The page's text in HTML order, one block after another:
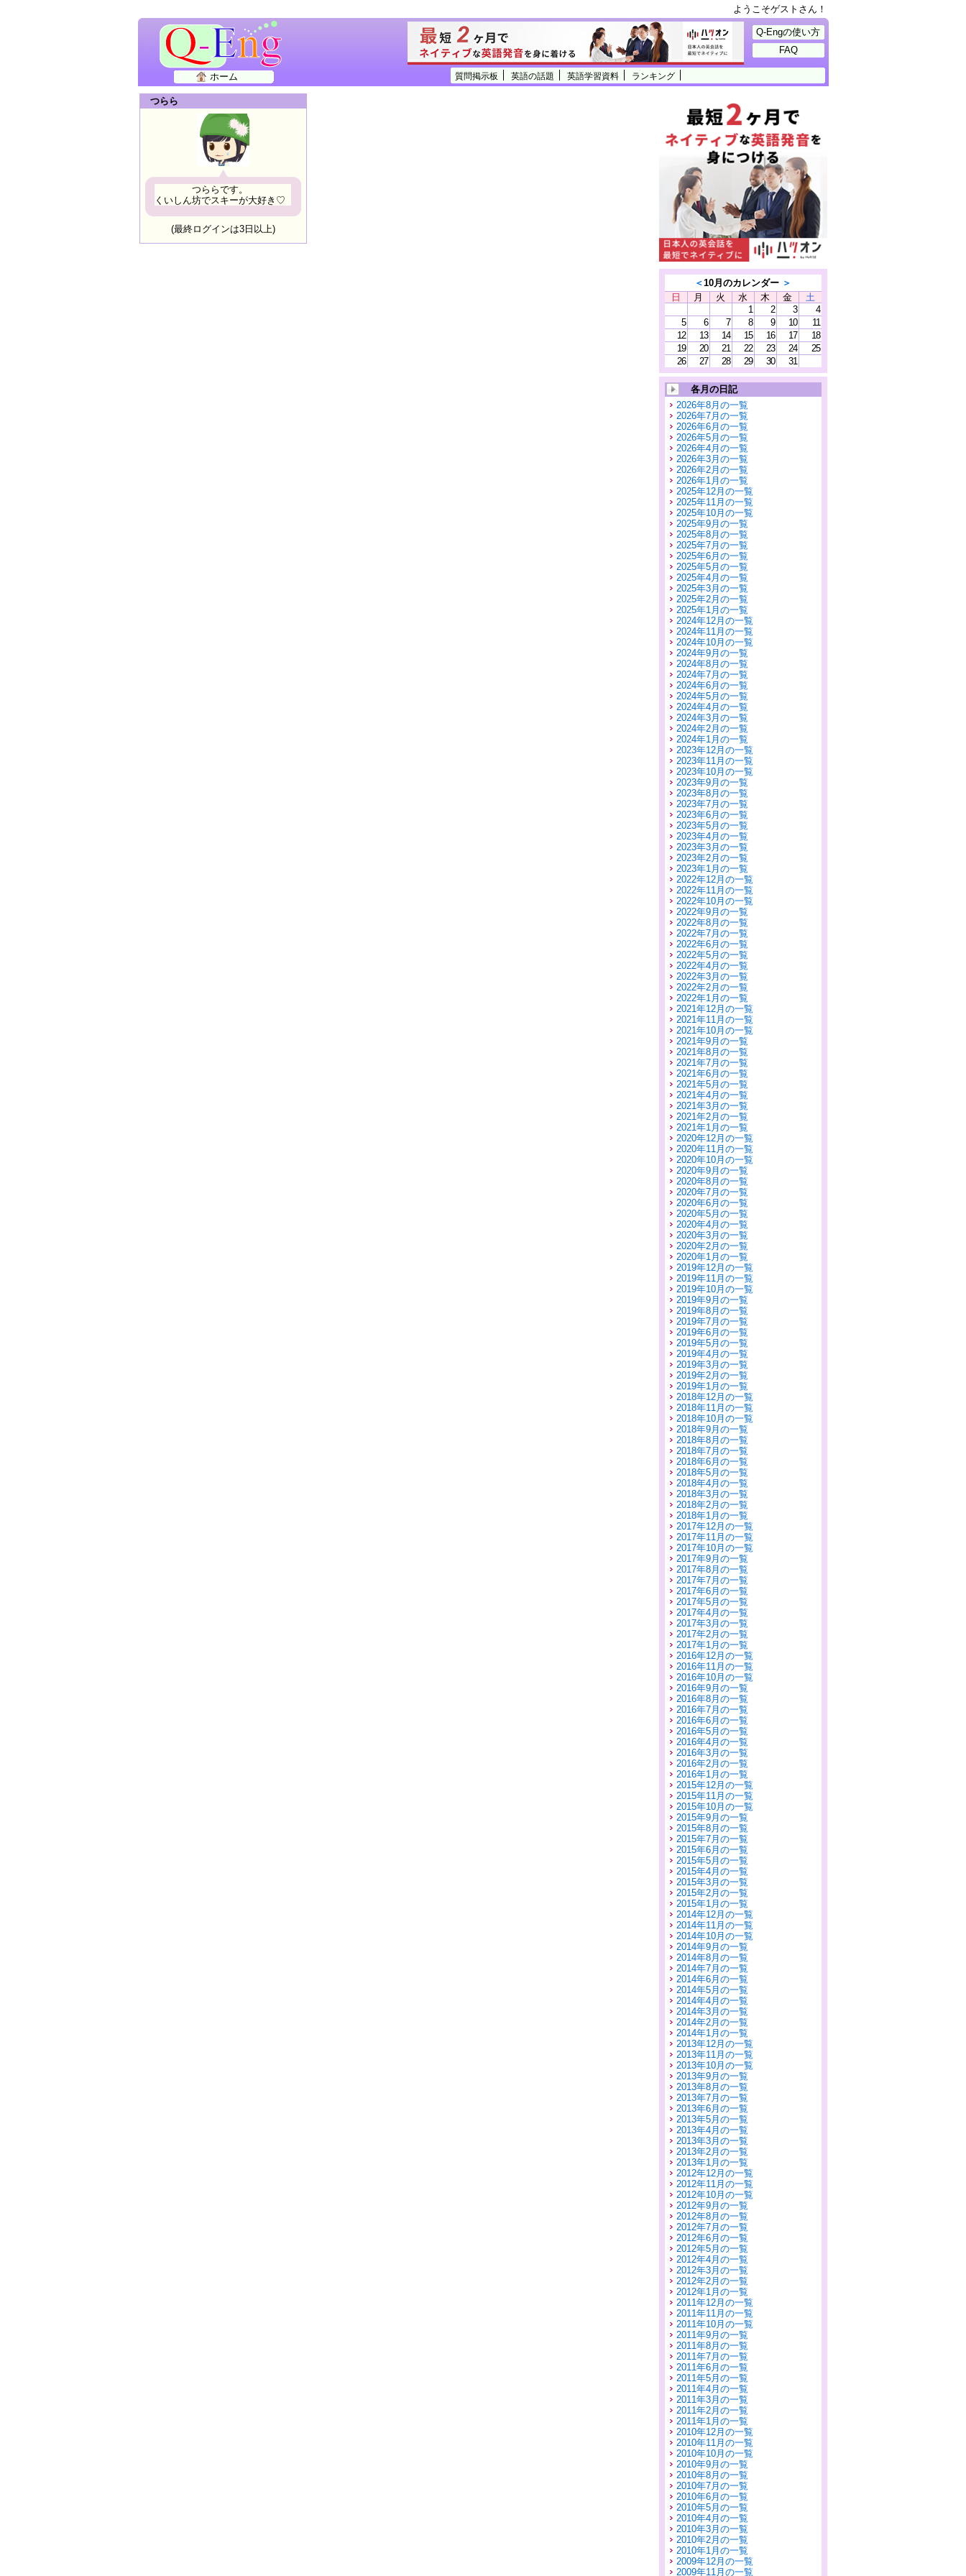
ようこそゲストさん！
質問掲示板 英語の話題 英語学習資料 ランキング
ホーム
Q-Engの使い方
FAQ
つらら
つららです。
くいしん坊でスキーが大好き♡
(最終ログインは3日以上)
＜10月のカレンダー ＞
日
月 火 水 木 金
土
1
2 3
4
5
6 7 8 9 10
11
12
13 14 15 16 17
18
19
20 21 22 23 24
25
26
27 28 29 30 31
各月の日記
2026年8月の一覧
2026年7月の一覧
2026年6月の一覧
2026年5月の一覧
2026年4月の一覧
2026年3月の一覧
2026年2月の一覧
2026年1月の一覧
2025年12月の一覧
2025年11月の一覧
2025年10月の一覧
2025年9月の一覧
2025年8月の一覧
2025年7月の一覧
2025年6月の一覧
2025年5月の一覧
2025年4月の一覧
2025年3月の一覧
2025年2月の一覧
2025年1月の一覧
2024年12月の一覧
2024年11月の一覧
2024年10月の一覧
2024年9月の一覧
2024年8月の一覧
2024年7月の一覧
2024年6月の一覧
2024年5月の一覧
2024年4月の一覧
2024年3月の一覧
2024年2月の一覧
2024年1月の一覧
2023年12月の一覧
2023年11月の一覧
2023年10月の一覧
2023年9月の一覧
2023年8月の一覧
2023年7月の一覧
2023年6月の一覧
2023年5月の一覧
2023年4月の一覧
2023年3月の一覧
2023年2月の一覧
2023年1月の一覧
2022年12月の一覧
2022年11月の一覧
2022年10月の一覧
2022年9月の一覧
2022年8月の一覧
2022年7月の一覧
2022年6月の一覧
2022年5月の一覧
2022年4月の一覧
2022年3月の一覧
2022年2月の一覧
2022年1月の一覧
2021年12月の一覧
2021年11月の一覧
2021年10月の一覧
2021年9月の一覧
2021年8月の一覧
2021年7月の一覧
2021年6月の一覧
2021年5月の一覧
2021年4月の一覧
2021年3月の一覧
2021年2月の一覧
2021年1月の一覧
2020年12月の一覧
2020年11月の一覧
2020年10月の一覧
2020年9月の一覧
2020年8月の一覧
2020年7月の一覧
2020年6月の一覧
2020年5月の一覧
2020年4月の一覧
2020年3月の一覧
2020年2月の一覧
2020年1月の一覧
2019年12月の一覧
2019年11月の一覧
2019年10月の一覧
2019年9月の一覧
2019年8月の一覧
2019年7月の一覧
2019年6月の一覧
2019年5月の一覧
2019年4月の一覧
2019年3月の一覧
2019年2月の一覧
2019年1月の一覧
2018年12月の一覧
2018年11月の一覧
2018年10月の一覧
2018年9月の一覧
2018年8月の一覧
2018年7月の一覧
2018年6月の一覧
2018年5月の一覧
2018年4月の一覧
2018年3月の一覧
2018年2月の一覧
2018年1月の一覧
2017年12月の一覧
2017年11月の一覧
2017年10月の一覧
2017年9月の一覧
2017年8月の一覧
2017年7月の一覧
2017年6月の一覧
2017年5月の一覧
2017年4月の一覧
2017年3月の一覧
2017年2月の一覧
2017年1月の一覧
2016年12月の一覧
2016年11月の一覧
2016年10月の一覧
2016年9月の一覧
2016年8月の一覧
2016年7月の一覧
2016年6月の一覧
2016年5月の一覧
2016年4月の一覧
2016年3月の一覧
2016年2月の一覧
2016年1月の一覧
2015年12月の一覧
2015年11月の一覧
2015年10月の一覧
2015年9月の一覧
2015年8月の一覧
2015年7月の一覧
2015年6月の一覧
2015年5月の一覧
2015年4月の一覧
2015年3月の一覧
2015年2月の一覧
2015年1月の一覧
2014年12月の一覧
2014年11月の一覧
2014年10月の一覧
2014年9月の一覧
2014年8月の一覧
2014年7月の一覧
2014年6月の一覧
2014年5月の一覧
2014年4月の一覧
2014年3月の一覧
2014年2月の一覧
2014年1月の一覧
2013年12月の一覧
2013年11月の一覧
2013年10月の一覧
2013年9月の一覧
2013年8月の一覧
2013年7月の一覧
2013年6月の一覧
2013年5月の一覧
2013年4月の一覧
2013年3月の一覧
2013年2月の一覧
2013年1月の一覧
2012年12月の一覧
2012年11月の一覧
2012年10月の一覧
2012年9月の一覧
2012年8月の一覧
2012年7月の一覧
2012年6月の一覧
2012年5月の一覧
2012年4月の一覧
2012年3月の一覧
2012年2月の一覧
2012年1月の一覧
2011年12月の一覧
2011年11月の一覧
2011年10月の一覧
2011年9月の一覧
2011年8月の一覧
2011年7月の一覧
2011年6月の一覧
2011年5月の一覧
2011年4月の一覧
2011年3月の一覧
2011年2月の一覧
2011年1月の一覧
2010年12月の一覧
2010年11月の一覧
2010年10月の一覧
2010年9月の一覧
2010年8月の一覧
2010年7月の一覧
2010年6月の一覧
2010年5月の一覧
2010年4月の一覧
2010年3月の一覧
2010年2月の一覧
2010年1月の一覧
2009年12月の一覧
2009年11月の一覧